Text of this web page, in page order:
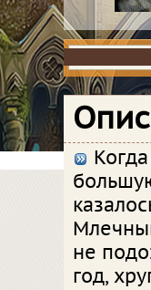
не
год,